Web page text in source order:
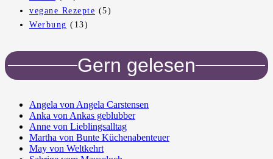
vegane Rezepte (5)
Werbung (13)
Gern gelesen
Angela von Angela Carstensen
Anka von Ankas geblubber
Anne von Lieblingsalltag
Martha von Bunte Küchenabenteuer
May von Weltkehrt